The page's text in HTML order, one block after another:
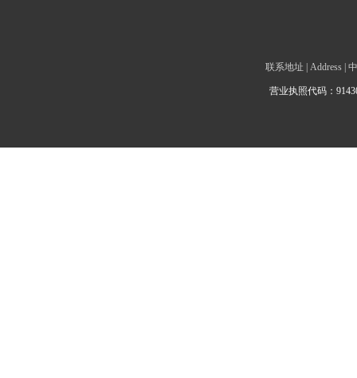
联系地址 | Address |
营业执照代码：